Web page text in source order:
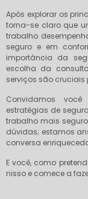
Após explorar os
torna-se claro que
trabalho
seguro e em
importância da
escolha da
serviços são
Convidamos
estratégias de
trabalho mais
dúvidas; estamos
conversa
E você, como
nisso e comece a